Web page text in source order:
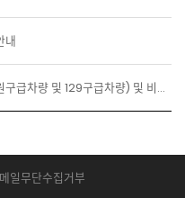
내
차량 및 129구급차량) 및 비용추가
일무단수집거부